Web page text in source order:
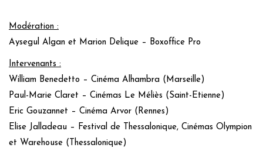
Modération :
Aysegul Algan et Marion Delique – Boxoffice Pro
Intervenants :
William Benedetto – Cinéma Alhambra (Marseille)
Paul-Marie Claret – Cinémas Le Méliès (Saint-Etienne)
Eric Gouzannet – Cinéma Arvor (Rennes)
Elise Jalladeau – Festival de Thessalonique, Cinémas Olympion
et Warehouse (Thessalonique)